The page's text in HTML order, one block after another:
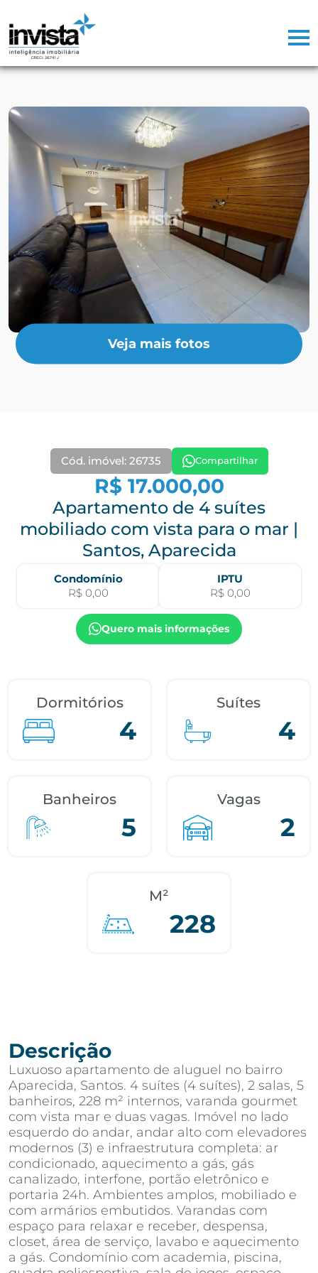
Veja mais fotos
Cód. imóvel: 26735 Compartilhar
R$ 17.000,00
Apartamento de 4 suítes
mobiliado com vista para o mar |
Santos, Aparecida
Condomínio
R$ 0,00
IPTU
R$ 0,00
Quero mais informações
Dormitórios
4
Suítes
4
Banheiros
5
Vagas
2
M²
228
Descrição
Luxuoso apartamento de aluguel no bairro
Aparecida, Santos. 4 suítes (4 suítes), 2 salas, 5
banheiros, 228 m² internos, varanda gourmet
com vista mar e duas vagas. Imóvel no lado
esquerdo do andar, andar alto com elevadores
modernos (3) e infraestrutura completa: ar
condicionado, aquecimento a gás, gás
canalizado, interfone, portão eletrônico e
portaria 24h. Ambientes amplos, mobiliado e
com armários embutidos. Varandas com
espaço para relaxar e receber, despensa,
closet, área de serviço, lavabo e aquecimento
a gás. Condomínio com academia, piscina,